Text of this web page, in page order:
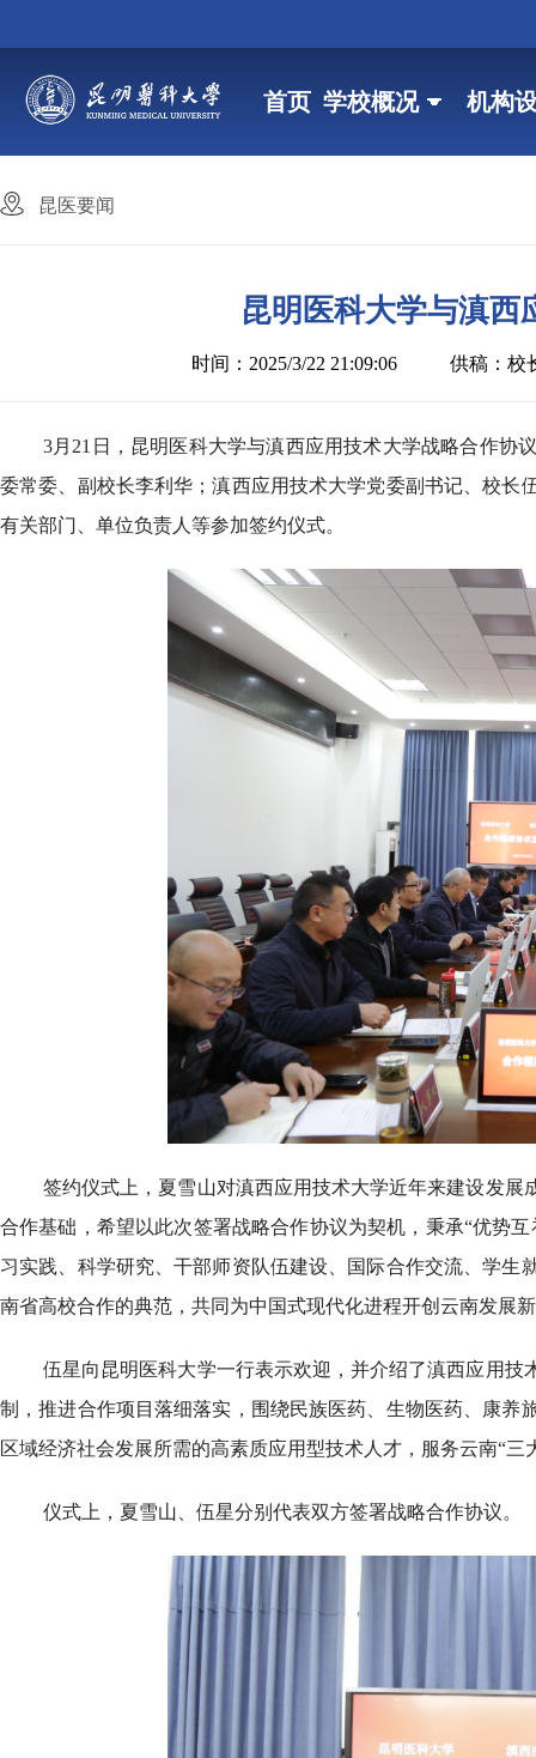
首页 学校概况 机构
昆医要闻
昆明医科大学与滇西
时间：2025/3/22 21:09:06 供稿：校
3月21日，昆明医科大学与滇西应用技术大学战略合作协
委常委、副校长李利华；滇西应用技术大学党委副书记、校
有关部门、单位负责人等参加签约仪式。
签约仪式上，夏雪山对滇西应用技术大学近年来建设发
合作基础，希望以此次签署战略合作协议为契机，秉承“优势
习实践、科学研究、干部师资队伍建设、国际合作交流、学
南省高校合作的典范，共同为中国式现代化进程开创云南发展
伍星向昆明医科大学一行表示欢迎，并介绍了滇西应用
制，推进合作项目落细落实，围绕民族医药、生物医药、康
区域经济社会发展所需的高素质应用型技术人才，服务云南“
仪式上，夏雪山、伍星分别代表双方签署战略合作协议。